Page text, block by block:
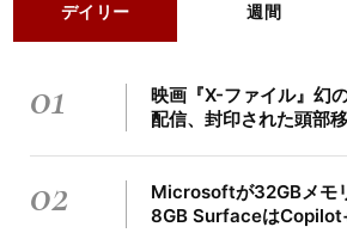
デイリー 週間
01
映画『X-ファイル』幻
配信、封印された頭部
02
Microsoftが32GBメモ
8GB Surfaceは